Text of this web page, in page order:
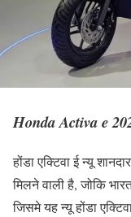
Honda Activa e
होंडा एक्टिवा ई न्यू
मिलने वाली है, जोकि
जिसमे यह न्यू होंडा